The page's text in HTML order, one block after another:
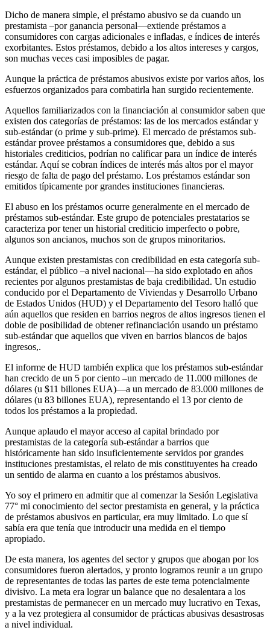
Dicho de manera simple, el préstamo abusivo se da cuando un
prestamista –por ganancia personal—extiende préstamos a
consumidores con cargas adicionales e infladas, e índices de interés
exorbitantes. Estos préstamos, debido a los altos intereses y cargos,
son muchas veces casi imposibles de pagar.
Aunque la práctica de préstamos abusivos existe por varios años, los
esfuerzos organizados para combatirla han surgido recientemente.
Aquellos familiarizados con la financiación al consumidor saben que
existen dos categorías de préstamos: las de los mercados estándar y
sub-estándar (o prime y sub-prime). El mercado de préstamos sub-
estándar provee préstamos a consumidores que, debido a sus
historiales crediticios, podrían no calificar para un índice de interés
estándar. Aquí se cobran índices de interés más altos por el mayor
riesgo de falta de pago del préstamo. Los préstamos estándar son
emitidos típicamente por grandes instituciones financieras.
El abuso en los préstamos ocurre generalmente en el mercado de
préstamos sub-estándar. Este grupo de potenciales prestatarios se
caracteriza por tener un historial crediticio imperfecto o pobre,
algunos son ancianos, muchos son de grupos minoritarios.
Aunque existen prestamistas con credibilidad en esta categoría sub-
estándar, el público –a nivel nacional—ha sido explotado en años
recientes por algunos prestamistas de baja credibilidad. Un estudio
conducido por el Departamento de Viviendas y Desarrollo Urbano
de Estados Unidos (HUD) y el Departamento del Tesoro halló que
aún aquellos que residen en barrios negros de altos ingresos tienen el
doble de posibilidad de obtener refinanciación usando un préstamo
sub-estándar que aquellos que viven en barrios blancos de bajos
ingresos,.
El informe de HUD también explica que los préstamos sub-estándar
han crecido de un 5 por ciento –un mercado de 11.000 millones de
dólares (u $11 billones EUA)—a un mercado de 83.000 millones de
dólares (u 83 billones EUA), representando el 13 por ciento de
todos los préstamos a la propiedad.
Aunque aplaudo el mayor acceso al capital brindado por
prestamistas de la categoría sub-estándar a barrios que
históricamente han sido insuficientemente servidos por grandes
instituciones prestamistas, el relato de mis constituyentes ha creado
un sentido de alarma en cuanto a los préstamos abusivos.
Yo soy el primero en admitir que al comenzar la Sesión Legislativa
77° mi conocimiento del sector prestamista en general, y la práctica
de préstamos abusivos en particular, era muy limitado. Lo que sí
sabía era que tenía que introducir una medida en el tiempo
apropiado.
De esta manera, los agentes del sector y grupos que abogan por los
consumidores fueron alertados, y pronto logramos reunir a un grupo
de representantes de todas las partes de este tema potencialmente
divisivo. La meta era lograr un balance que no desalentara a los
prestamistas de permanecer en un mercado muy lucrativo en Texas,
y a la vez protegiera al consumidor de prácticas abusivas desastrosas
a nivel individual.